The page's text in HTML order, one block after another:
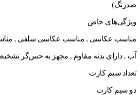
ضدزنگ)
ویژگی‌های خاص
مناسب عکاسی , مناسب عکاسی سلفی , مناسب
آب , دارای بدنه مقاوم , مجهز به حس‌گر
تعداد سیم کارت
دو سیم کارت